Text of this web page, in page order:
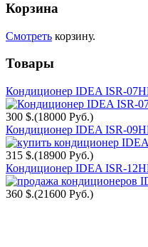
Корзина
Смотреть корзину.
Товары
Кондиционер IDEA ISR-
300 $.(18000 Руб.)
Кондиционер IDEA ISR-
315 $.(18900 Руб.)
Кондиционер IDEA ISR-
360 $.(21600 Руб.)